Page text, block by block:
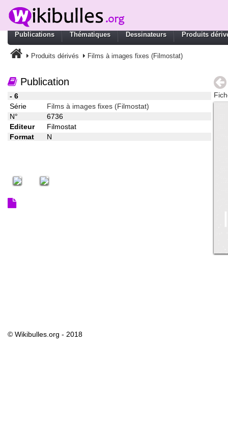
Publications Thématiques Dessinateurs Produits
Produits dérivés Films à images fixes (Filmostat)
Publication
- 6
Série
Films à images fixes (Filmostat)
N°
6736
Editeur
Filmostat
Format
N
© Wikibulles.org - 2018